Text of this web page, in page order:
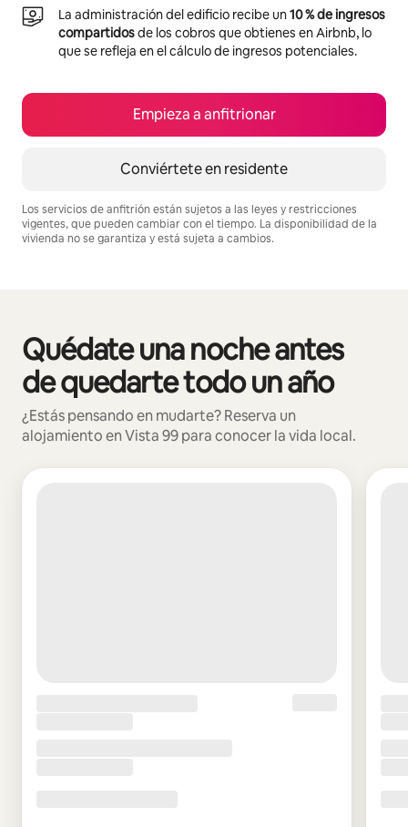
La administración del edificio recibe un10 % de ingresos
compartidosde los cobros que obtienes en Airbnb, lo
que se refleja en el cálculo de ingresos potenciales.
Empieza a anfitrionar
Conviértete en residente
Los servicios de anfitrión están sujetos a las leyes y restricciones
vigentes, que pueden cambiar con el tiempo. La disponibilidad de la
vivienda no se garantiza y está sujeta a cambios.
Quédate una noche antes
de quedarte todo un año
¿Estás pensando en mudarte? Reserva un
alojamiento en Vista 99 para conocer la vida local.
Se muestran0 de 0 elementos